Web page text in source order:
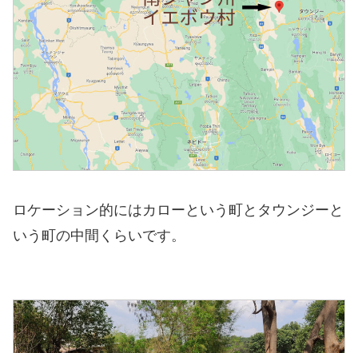
ロケーション的にはカローという町とタウンジーと
いう町の中間くらいです。